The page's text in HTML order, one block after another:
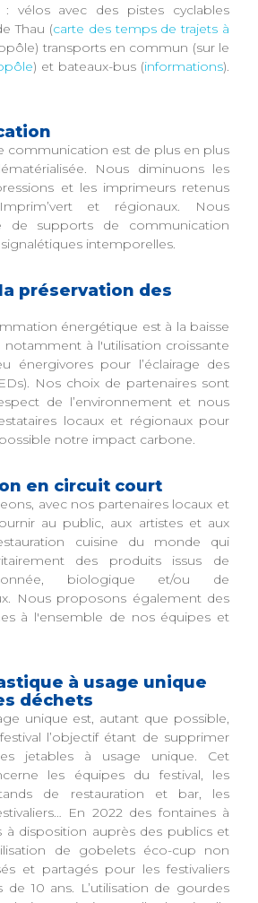
: vélos avec des pistes cyclables
Thau (carte des temps de trajets à
transports en commun (sur le
) et bateaux-bus (informations).
communication est de plus en plus
Nous diminuons les
et les imprimeurs retenus
et régionaux. Nous
de supports de communication
intemporelles.
préservation des
énergétique est à la baisse
notamment à l'utilisation croissante
énergivores pour l’éclairage des
Nos choix de partenaires sont
de l’environnement et nous
locaux et régionaux pour
notre impact carbone.
en circuit court
avec nos partenaires locaux et
au public, aux artistes et aux
cuisine du monde qui
des produits issus de
biologique et/ou de
Nous proposons également des
à l'ensemble de nos équipes et
à usage unique
déchets
unique est, autant que possible,
l’objectif étant de supprimer
jetables à usage unique. Cet
les équipes du festival, les
de restauration et bar, les
En 2022 des fontaines à
à disposition auprès des publics et
de gobelets éco-cup non
et partagés pour les festivaliers
de 10 ans. L’utilisation de gourdes